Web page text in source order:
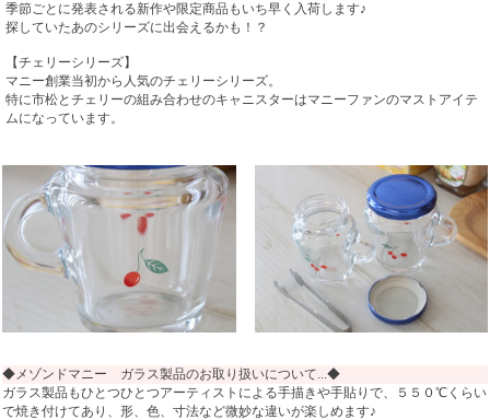
季節ごとに発表される新作や限定商品もいち早く入荷します♪
探していたあのシリーズに出会えるかも！？
【チェリーシリーズ】
マニー創業当初から人気のチェリーシリーズ。
特に市松とチェリーの組み合わせのキャニスターはマニーファンのマストアイテ
ムになっています。
◆メゾンドマニー ガラス製品のお取り扱いについて...◆
ガラス製品もひとつひとつアーティストによる手描きや手貼りで、５５０℃くらい
で焼き付けてあり、形、色、寸法など微妙な違いが楽しめます♪